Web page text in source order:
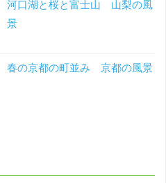
河口湖と桜と富士山 山梨の風
景
春の京都の町並み 京都の風景